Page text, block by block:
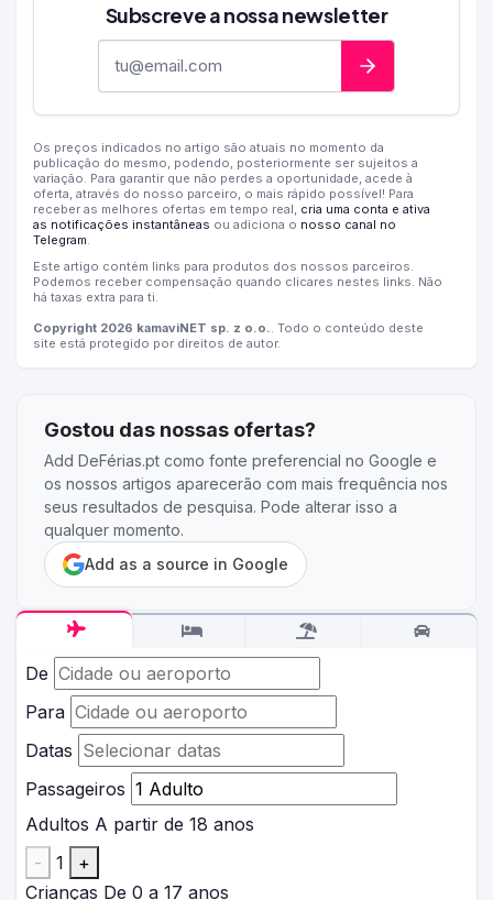
De
Para
Datas
Passageiros
Adultos A partir de 18 anos
-
1
+
Crianças De 0 a 17 anos
Subscreve a nossa newsletter
Os preços indicados no artigo são atuais no momento da
publicação do mesmo, podendo, posteriormente ser sujeitos a
variação. Para garantir que não perdes a oportunidade, acede à
oferta, através do nosso parceiro, o mais rápido possível! Para
receber as melhores ofertas em tempo real, cria uma conta e ativa
as notificações instantâneas ou adiciona o nosso canal no
Telegram.
Este artigo contém links para produtos dos nossos parceiros.
Podemos receber compensação quando clicares nestes links. Não
há taxas extra para ti.
Copyright 2026 kamaviNET sp. z o.o.. Todo o conteúdo deste
site está protegido por direitos de autor.
Gostou das nossas ofertas?
Add DeFérias.pt como fonte preferencial no Google e
os nossos artigos aparecerão com mais frequência nos
seus resultados de pesquisa. Pode alterar isso a
qualquer momento.
Add as a source in Google